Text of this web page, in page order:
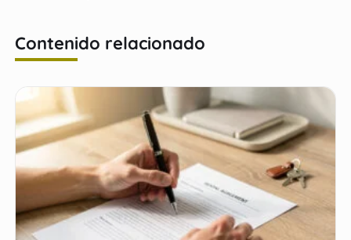
Contenido relacionado